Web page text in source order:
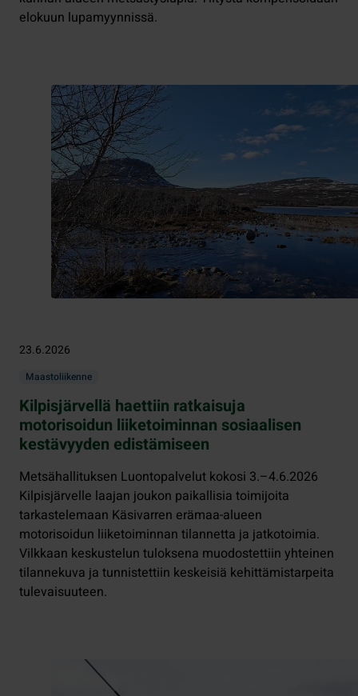
elokuun lupamyynnissä.
23.6.2026
Maastoliikenne
Kilpisjärvellä haettiin ratkaisuja
motorisoidun liiketoiminnan sosiaalisen
kestävyyden edistämiseen
Metsähallituksen Luontopalvelut kokosi 3.–4.6.2026
Kilpisjärvelle laajan joukon paikallisia toimijoita
tarkastelemaan Käsivarren erämaa-alueen
motorisoidun liiketoiminnan tilannetta ja jatkotoimia.
Vilkkaan keskustelun tuloksena muodostettiin yhteinen
tilannekuva ja tunnistettiin keskeisiä kehittämistarpeita
tulevaisuuteen.